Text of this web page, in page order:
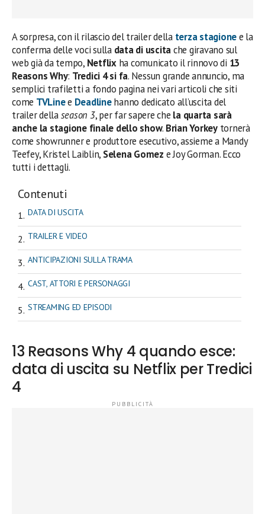
A sorpresa, con il rilascio del trailer della terza stagionee la
conferma delle voci sulla data di uscitache giravano sul
web già da tempo, Netflixha comunicato il rinnovo di 13
Reasons Why: Tredici 4 si fa. Nessun grande annuncio, ma
semplici trafiletti a fondo pagina nei vari articoli che siti
come TVLinee Deadlinehanno dedicato all’uscita del
trailer dellaseason 3, per far sapere che la quarta sarà
anche la stagione finale dello show. Brian Yorkeytornerà
come showrunner e produttore esecutivo, assieme a Mandy
Teefey, Kristel Laiblin, Selena Gomez e Joy Gorman. Ecco
tutti i dettagli.
Contenuti
DATA DI USCITA
TRAILER E VIDEO
ANTICIPAZIONI SULLA TRAMA
CAST, ATTORI E PERSONAGGI
STREAMING ED EPISODI
13 Reasons Why 4 quando esce:
data di uscita su Netflix per Tredici
4